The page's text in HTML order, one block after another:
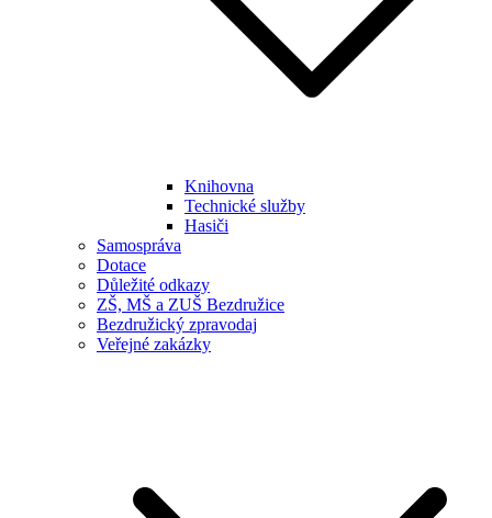
Knihovna
Technické služby
Hasiči
Samospráva
Dotace
Důležité odkazy
ZŠ, MŠ a ZUŠ Bezdružice
Bezdružický zpravodaj
Veřejné zakázky